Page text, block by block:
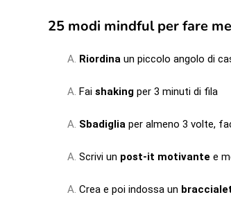
25 modi mindful per fare
Riordinaun piccolo angolo di
Fai shakingper 3 minuti di fila
Sbadigliaper almeno 3 volte,
Scrivi un post-it motivante e
Crea e poi indossa un